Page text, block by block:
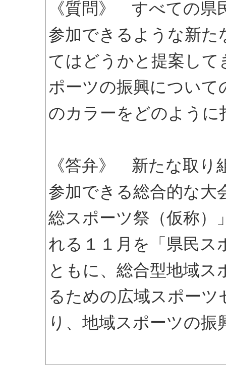
《質問》 すべての県
参加できるような新た
てはどうかと提案して
ポーツの振興について
のカラーをどのよう
《答弁》 新たな取り
参加できる総合的な大
総スポーツ祭（仮称）
れる１１月を「県民ス
ともに、総合型地域
るための広域スポー
り、地域スポーツの